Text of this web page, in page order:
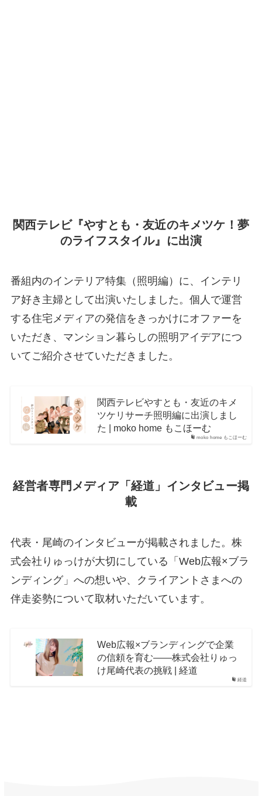
関西テレビ『やすとも・友近のキメツケ！夢
のライフスタイル』に出演
番組内のインテリア特集（照明編）に、インテリ
ア好き主婦として出演いたしました。個人で運営
する住宅メディアの発信をきっかけにオファーを
いただき、マンション暮らしの照明アイデアにつ
いてご紹介させていただきました。
moko home もこほーむ
関西テレビやすとも・友近のキメ
ツケリサーチ照明編に出演しまし
た | moko home もこほーむ
経営者専門メディア「経道」インタビュー掲
載
代表・尾崎のインタビューが掲載されました。株
式会社りゅっけが大切にしている「Web広報×ブラ
ンディング」への想いや、クライアントさまへの
伴走姿勢について取材いただいています。
経道
Web広報×ブランディングで企業
の信頼を育む――株式会社りゅっ
け尾崎代表の挑戦 | 経道